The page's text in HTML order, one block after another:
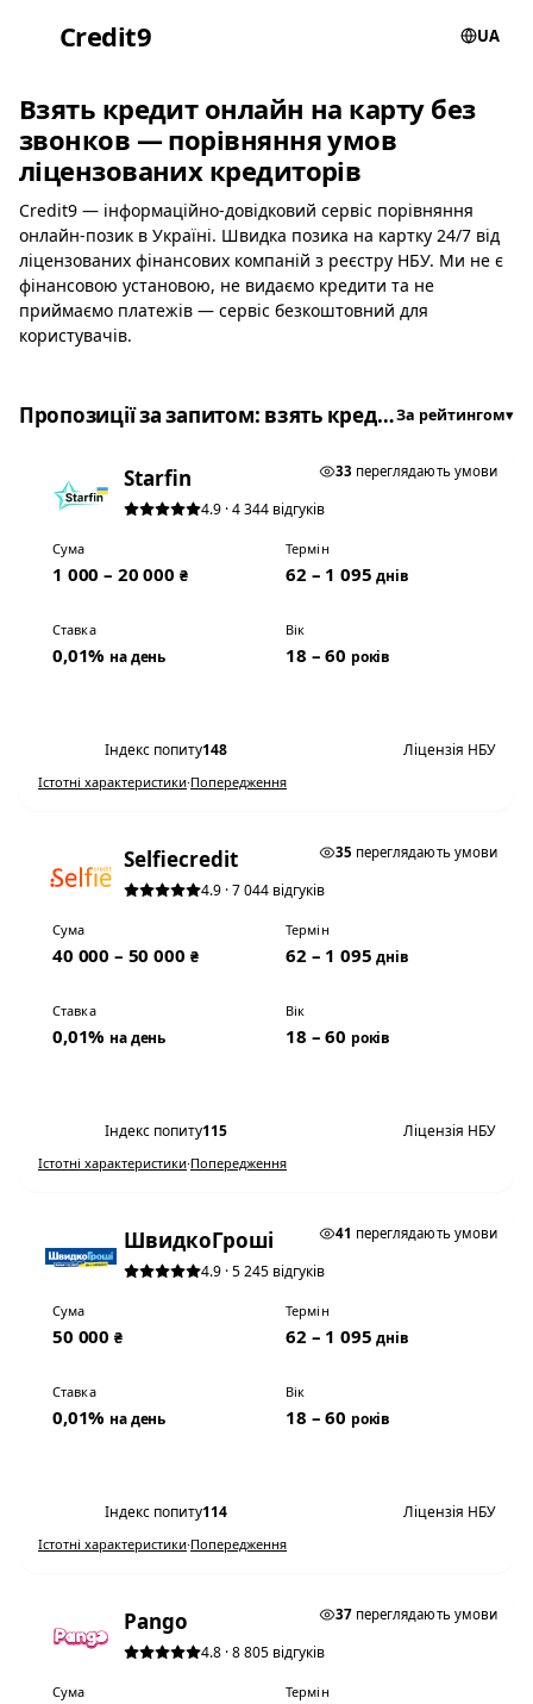
Credit9 UA
Взять кредит онлайн на карту без
звонков — порівняння умов
ліцензованих кредиторів
Credit9 — інформаційно-довідковий сервіс порівняння
онлайн-позик в Україні. Швидка позика на картку 24/7 від
ліцензованих фінансових компаній з реєстру НБУ. Ми не є
фінансовою установою, не видаємо кредити та не
приймаємо платежів — сервіс безкоштовний для
користувачів.
Пропозиції за запитом: взять кредит онлайн на карту без звонковЗа рейтингом▾
33 переглядають умови
Starfin
4.9 · 4 344 відгуків
Сума
1 000 – 20 000 ₴
Термін
62 – 1 095днів
Ставка
0,01% на день
Вік
18 – 60 років
Індекс попиту148 Ліцензія НБУ
Істотні характеристики·Попередження
35 переглядають умови
Selfiecredit
4.9 · 7 044 відгуків
Сума
40 000 – 50 000 ₴
Термін
62 – 1 095днів
Ставка
0,01% на день
Вік
18 – 60 років
Індекс попиту115 Ліцензія НБУ
Істотні характеристики·Попередження
41 переглядають умови
ШвидкоГроші
4.9 · 5 245 відгуків
Сума
50 000 ₴
Термін
62 – 1 095днів
Ставка
0,01% на день
Вік
18 – 60 років
Індекс попиту114 Ліцензія НБУ
Істотні характеристики·Попередження
37переглядають умови
Pango
4.8 · 8 805 відгуків
Сума Термін